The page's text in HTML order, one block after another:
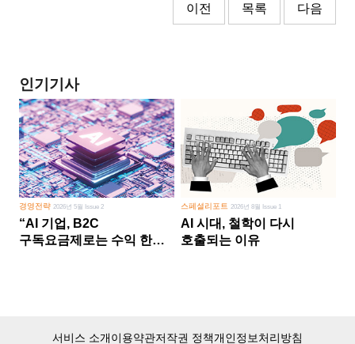
이전 목록 다음
인기기사
경영전략 2026년 5월 Issue 2
“AI 기업, B2C
구독요금제로는 수익 한계
스페셜리포트 2026년 8월 Issue 1
AI 시대, 철학이 다시
호출되는 이유
서비스 소개이용약관저작권 정책개인정보처리방침